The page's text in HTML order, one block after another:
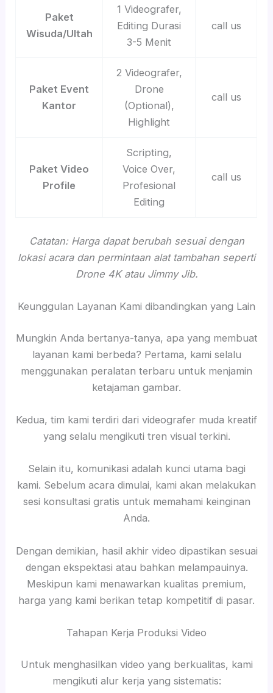
Paket
Wisuda/Ultah
1 Videografer,
Editing Durasi
3-5 Menit
call us
Paket Event
Kantor
2 Videografer,
Drone
(Optional),
Highlight
call us
Paket Video
Profile
Scripting,
Voice Over,
Profesional
Editing
call us
Catatan: Harga dapat berubah sesuai dengan
lokasi acara dan permintaan alat tambahan seperti
Drone 4K atau Jimmy Jib.
Keunggulan Layanan Kami dibandingkan yang Lain
Mungkin Anda bertanya-tanya, apa yang membuat
layanan kami berbeda? Pertama, kami selalu
menggunakan peralatan terbaru untuk menjamin
ketajaman gambar.
Kedua, tim kami terdiri dari videografer muda kreatif
yang selalu mengikuti tren visual terkini.
Selain itu, komunikasi adalah kunci utama bagi
kami. Sebelum acara dimulai, kami akan melakukan
sesi konsultasi gratis untuk memahami keinginan
Anda.
Dengan demikian, hasil akhir video dipastikan sesuai
dengan ekspektasi atau bahkan melampauinya.
Meskipun kami menawarkan kualitas premium,
harga yang kami berikan tetap kompetitif di pasar.
Tahapan Kerja Produksi Video
Untuk menghasilkan video yang berkualitas, kami
mengikuti alur kerja yang sistematis: